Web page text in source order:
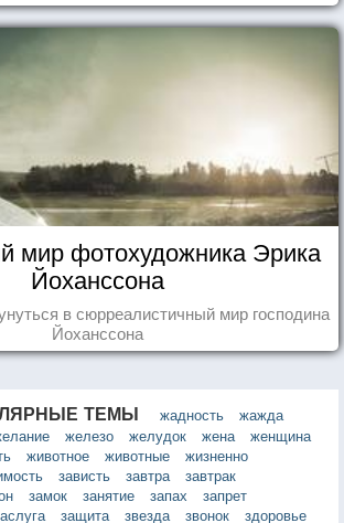
мир фотохудожника Эрика
Йоханссона
в сюрреалистичный мир господина
Йоханссона
ТЕМЫ жадность
жажда
железо желудок жена
женщина
животное животные
жизненно
зависть завтра
завтрак
замок занятие запах
запрет
защита звезда звонок здоровье